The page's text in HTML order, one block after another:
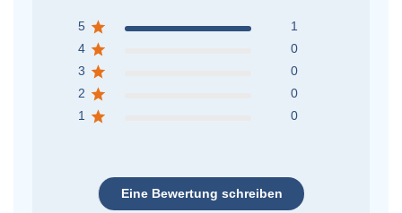
5
1
4
0
3
0
2
0
1
0
Eine Bewertung schreiben